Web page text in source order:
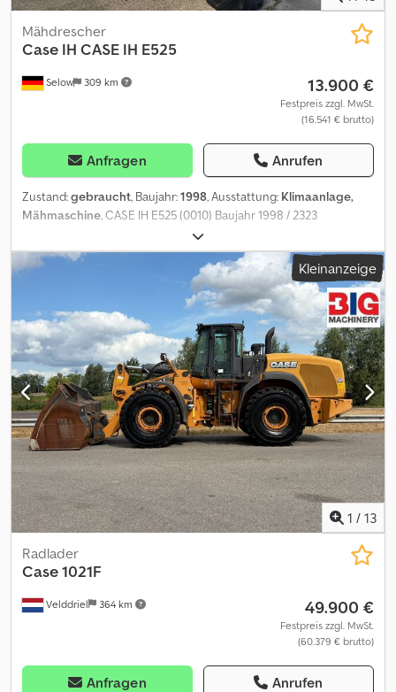
Selow 309 km
Mähdrescher
Case IH CASE IH E525
13.900 €
Festpreis zzgl. MwSt.
(16.541 € brutto)
Anfragen Anrufen
Zustand:gebraucht, Baujahr:1998, Ausstattung: Klimaanlage,
Mähmaschine, CASE IH E525 (0010) Baujahr 1998 / 2323
Betriebsstunden / VIN: DCF5250416 (0020) Klimaanlage (0030)
Korntankgröße 5400 Liter (0040) Leergewicht 10.500 KG (0050)
Hubraum 8.700 ccm (0060) 6 Zylinder / 168 KW Diesel Cedpfx
Afezfq Tiemjrf (0070) Motortyp DT 530 (0080) Case IH
Schneidwerk 5 m gehört zur Maschine VIN IH534678 (0090) Case
Schneidwerkswagen gehört zur Maschine VIN CF45362C3 (0100)
Geschwindigkeit: 20 km/h (0110) Maschine hat 6 Schüttler
Kleinanzeige
1 / 13
Velddriel 364 km
Radlader
Case1021F
49.900 €
Festpreis zzgl. MwSt.
(60.379 € brutto)
Anfragen Anrufen